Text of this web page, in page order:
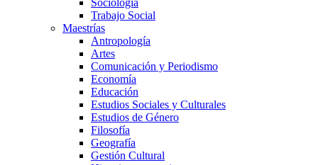
Sociología
Trabajo Social
Maestrías
Antropología
Artes
Comunicación y Periodismo
Economía
Educación
Estudios Sociales y Culturales
Estudios de Género
Filosofía
Geografía
Gestión Cultural